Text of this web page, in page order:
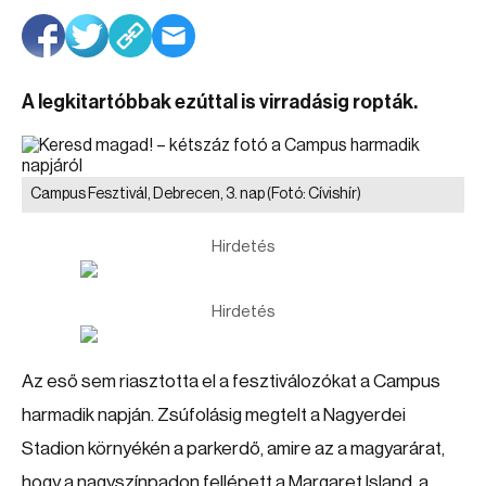
A legkitartóbbak ezúttal is virradásig ropták.
Campus Fesztivál, Debrecen, 3. nap(Fotó: Cívishír)
Hirdetés
Hirdetés
Az eső sem riasztotta el a fesztiválozókat a Campus
harmadik napján. Zsúfolásig megtelt a Nagyerdei
Stadion környékén a parkerdő, amire az a magyarárat,
hogy a nagyszínpadon fellépett a Margaret Island, a